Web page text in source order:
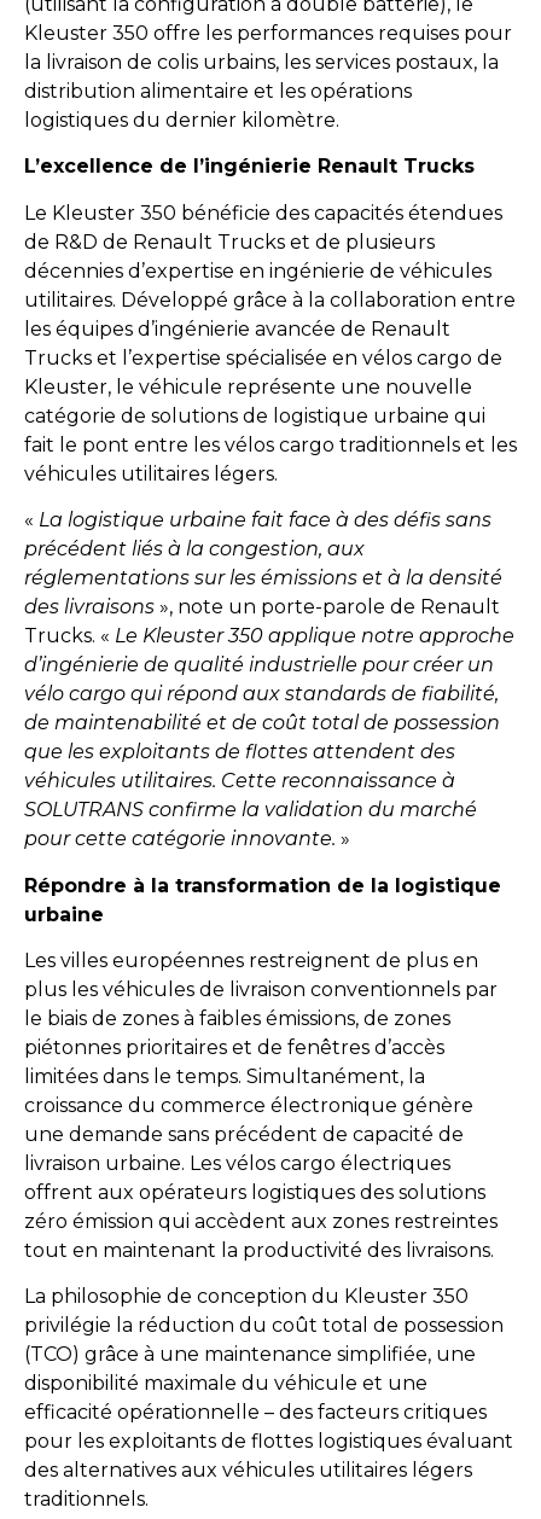
Kleuster 350 offre les performances requises pour
la livraison de colis urbains, les services postaux, la
distribution alimentaire et les opérations
logistiques du dernier kilomètre.
L’excellence de l’ingénierie Renault Trucks
Le Kleuster 350 bénéficie des capacités étendues
de R&D de Renault Trucks et de plusieurs
décennies d’expertise en ingénierie de véhicules
utilitaires. Développé grâce à la collaboration entre
les équipes d’ingénierie avancée de Renault
Trucks et l’expertise spécialisée en vélos cargo de
Kleuster, le véhicule représente une nouvelle
catégorie de solutions de logistique urbaine qui
fait le pont entre les vélos cargo traditionnels et les
véhicules utilitaires légers.
« La logistique urbaine fait face à des défis sans
précédent liés à la congestion, aux
réglementations sur les émissions et à la densité
des livraisons », note un porte-parole de Renault
Trucks. « Le Kleuster 350 applique notre approche
d’ingénierie de qualité industrielle pour créer un
vélo cargo qui répond aux standards de fiabilité,
de maintenabilité et de coût total de possession
que les exploitants de flottes attendent des
véhicules utilitaires. Cette reconnaissance à
SOLUTRANS confirme la validation du marché
pour cette catégorie innovante. »
Répondre à la transformation de la logistique
urbaine
Les villes européennes restreignent de plus en
plus les véhicules de livraison conventionnels par
le biais de zones à faibles émissions, de zones
piétonnes prioritaires et de fenêtres d’accès
limitées dans le temps. Simultanément, la
croissance du commerce électronique génère
une demande sans précédent de capacité de
livraison urbaine. Les vélos cargo électriques
offrent aux opérateurs logistiques des solutions
zéro émission qui accèdent aux zones restreintes
tout en maintenant la productivité des livraisons.
La philosophie de conception du Kleuster 350
privilégie la réduction du coût total de possession
(TCO) grâce à une maintenance simplifiée, une
disponibilité maximale du véhicule et une
efficacité opérationnelle – des facteurs critiques
pour les exploitants de flottes logistiques évaluant
des alternatives aux véhicules utilitaires légers
traditionnels.